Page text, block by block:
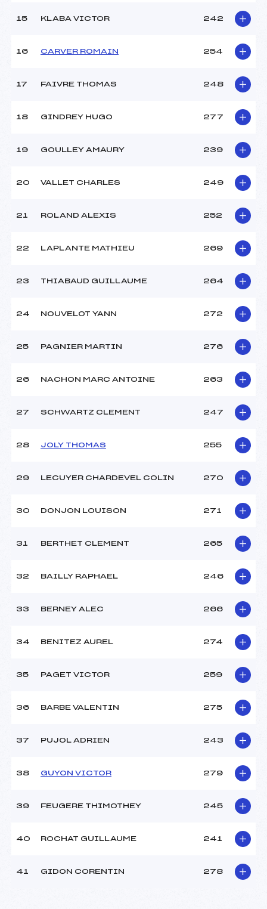
15 KLABA VICTOR 242
16 CARVER ROMAIN 254
17 FAIVRE THOMAS 248
18 GINDREY HUGO 277
19 GOULLEY AMAURY 239
20 VALLET CHARLES 249
21 ROLAND ALEXIS 252
22 LAPLANTE MATHIEU 269
23 THIABAUD GUILLAUME 264
24 NOUVELOT YANN 272
25 PAGNIER MARTIN 276
26 NACHON MARC ANTOINE 263
27 SCHWARTZ CLEMENT 247
28 JOLY THOMAS 255
29 LECUYER CHARDEVEL COLIN 270
30 DONJON LOUISON 271
31 BERTHET CLEMENT 265
32 BAILLY RAPHAEL 246
33 BERNEY ALEC 266
34 BENITEZ AUREL 274
35 PAGET VICTOR 259
36 BARBE VALENTIN 275
37 PUJOL ADRIEN 243
38 GUYON VICTOR 279
39 FEUGERE THIMOTHEY 245
40 ROCHAT GUILLAUME 241
41 GIDON CORENTIN 278